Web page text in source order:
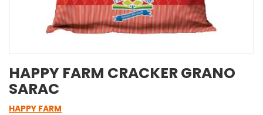
HAPPY FARM CRACKER GRANO
SARAC
HAPPY FARM